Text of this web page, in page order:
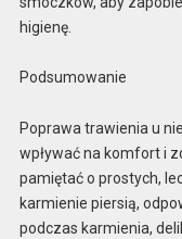
higienę.
Podsumowanie
Poprawa trawienia u
wpływać na komfort i
pamiętać o prostych,
karmienie piersią,
podczas karmienia,